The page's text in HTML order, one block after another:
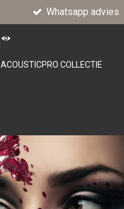
Whatsapp advies
ACOUSTICPRO COLLECTIE